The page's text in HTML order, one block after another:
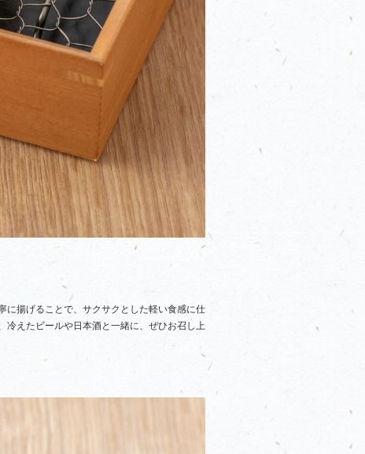
に揚げることで、サクサクとした軽い食感に仕
冷えたビールや日本酒と一緒に、ぜひお召し上